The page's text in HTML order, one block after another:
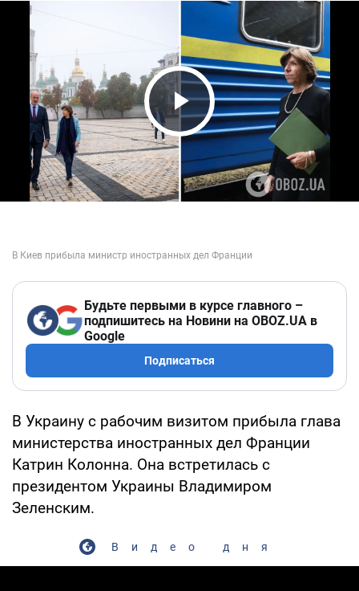
Play Video
Будьте первыми в курсе главного –
подпишитесь на Новини на OBOZ.UA в
Google
Подписаться
В Украину с рабочим визитом прибыла глава
министерства иностранных дел Франции
Катрин Колонна. Она встретилась с
президентом Украины Владимиром
Зеленским.
Видео дня